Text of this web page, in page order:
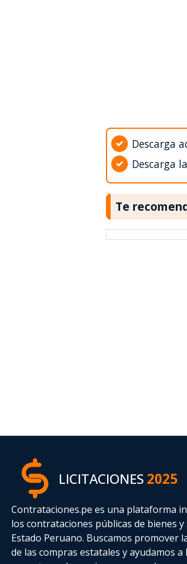
Descarga
Descarga
Te
LICITACIONES2025
Contrataciones.pe es una plataforma
los contrataciones públicas de bienes y
Estado Peruano. Buscamos promover
de las compras estatalesy ayudamos